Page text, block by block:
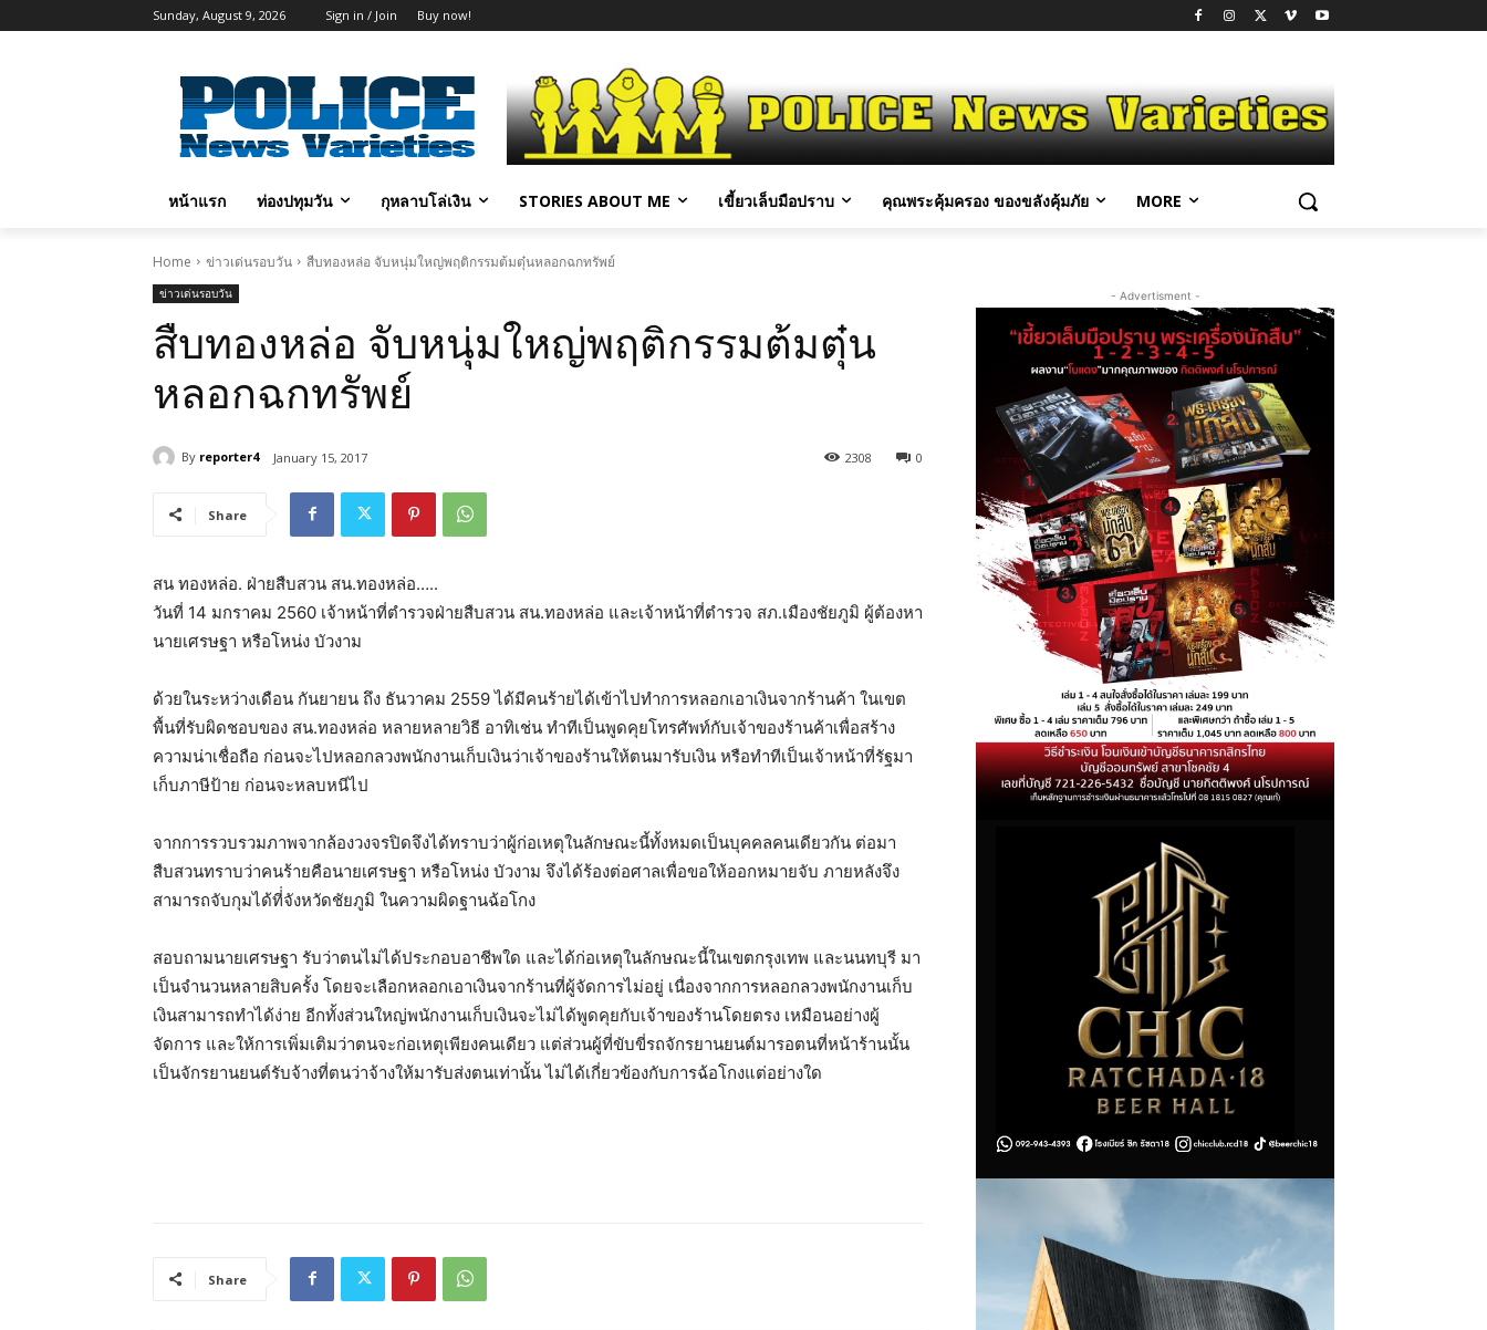
Sunday, August 9, 2026 Sign in / Join Buy now!
หน้าแรก ท่องปทุมวัน กุหลาบโล่เงิน STORIES ABOUT ME เขี้ยวเล็บมือปราบ คุณพระคุ้มครอง ของขลังคุ้มภัย MORE
Home ข่าวเด่นรอบวัน สืบทองหล่อ จับหนุ่มใหญ่พฤติกรรมต้มตุ๋นหลอกฉกทรัพย์
ข่าวเด่นรอบวัน
สืบทองหล่อ จับหนุ่มใหญ่พฤติกรรมต้มตุ๋น
หลอกฉกทรัพย์
By reporter4 January 15, 2017 0
2308
Share
สน ทองหล่อ. ฝ่ายสืบสวน สน.ทองหล่อ…..
วันที่ 14 มกราคม 2560 เจ้าหน้าที่ตำรวจฝ่ายสืบสวน สน.ทองหล่อ และเจ้าหน้าที่ตำรวจ สภ.เมืองชัยภูมิ ผู้ต้องหา
นายเศรษฐา หรือโหน่ง บัวงาม
ด้วยในระหว่างเดือน กันยายน ถึง ธันวาคม 2559 ได้มีคนร้ายได้เข้าไปทำการหลอกเอาเงินจากร้านค้า ในเขต
พื้นที่รับผิดชอบของ สน.ทองหล่อ หลายหลายวิธี อาทิเช่น ทำทีเป็นพูดคุยโทรศัพท์กับเจ้าของร้านค้าเพื่อสร้าง
ความน่าเชื่อถือ ก่อนจะไปหลอกลวงพนักงานเก็บเงินว่าเจ้าของร้านให้ตนมารับเงิน หรือทำทีเป็นเจ้าหน้าที่รัฐมา
เก็บภาษีป้าย ก่อนจะหลบหนีไป
จากการรวบรวมภาพจากล้องวงจรปิดจึงได้ทราบว่าผู้ก่อเหตุในลักษณะนี้ทั้งหมดเป็นบุคคลคนเดียวกัน ต่อมา
สืบสวนทราบว่าคนร้ายคือนายเศรษฐา หรือโหน่ง บัวงาม จึงได้ร้องต่อศาลเพื่อขอให้ออกหมายจับ ภายหลังจึง
สามารถจับกุมได้ที่่จังหวัดชัยภูมิ ในความผิดฐานฉ้อโกง
สอบถามนายเศรษฐา รับว่าตนไม่ได้ประกอบอาชีพใด และได้ก่อเหตุในลักษณะนี้ในเขตกรุงเทพ และนนทบุรี มา
เป็นจำนวนหลายสิบครั้ง โดยจะเลือกหลอกเอาเงินจากร้านที่ผู้จัดการไม่อยู่ เนื่องจากการหลอกลวงพนักงานเก็บ
เงินสามารถทำได้ง่าย อีกทั้งส่วนใหญ่พนักงานเก็บเงินจะไม่ได้พูดคุยกับเจ้าของร้านโดยตรง เหมือนอย่างผู้
จัดการ และให้การเพิ่มเติมว่าตนจะก่อเหตุเพียงคนเดียว แต่ส่วนผู้ที่ขับขี่รถจักรยานยนต์มารอตนที่หน้าร้านนั้น
เป็นจักรยานยนต์รับจ้างที่ตนว่าจ้างให้มารับส่งตนเท่านั้น ไม่ได้เกี่ยวข้องกับการฉ้อโกงแต่อย่างใด
Share
- Advertisment -